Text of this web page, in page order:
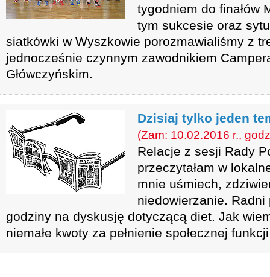
tygodniem do finałów
tym sukcesie oraz
siatkówki w Wyszkowie porozmawialiśmy z
jednocześnie czynnym zawodnikiem
Główczyńskim.
Dzisiaj tylko jeden
(Zam: 10.02.2016 r.,
Relacje z sesji Rady
przeczytałam w
mnie uśmiech,
niedowierzanie.
godziny na dyskusję dotyczącą diet. Jak
niemałe kwoty za pełnienie społecznej